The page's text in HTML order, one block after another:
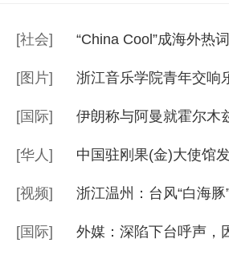
[社会] “China Cool”成海外
[图片] 浙江音乐学院青年交响
[国际] 伊朗称与阿曼就霍尔木
[华人] 中国驻刚果(金)大使馆
[视频] 浙江温州：台风“白海
[国际] 外媒：深陷下台呼声，